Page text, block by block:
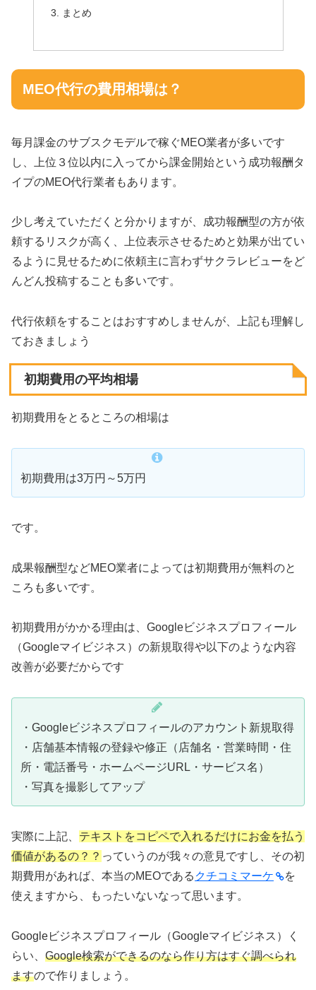
まとめ
MEO代行の費用相場は？
毎月課金のサブスクモデルで稼ぐMEO業者が多いです
し、上位３位以内に入ってから課金開始という成功報酬タ
イプのMEO代行業者もあります。
少し考えていただくと分かりますが、成功報酬型の方が依
頼するリスクが高く、上位表示させるためと効果が出てい
るように見せるために依頼主に言わずサクラレビューをど
んどん投稿することも多いです。
代行依頼をすることはおすすめしませんが、上記も理解し
ておきましょう
初期費用の平均相場
初期費用をとるところの相場は
初期費用は3万円～5万円
です。
成果報酬型などMEO業者によっては初期費用が無料のと
ころも多いです。
初期費用がかかる理由は、Googleビジネスプロフィール
（Googleマイビジネス）の新規取得や以下のような内容
改善が必要だからです
・Googleビジネスプロフィールのアカウント新規取得
・店舗基本情報の登録や修正（店舗名・営業時間・住
所・電話番号・ホームページURL・サービス名）
・写真を撮影してアップ
実際に上記、 テキストをコピペで入れるだけにお金を払う
価値があるの？？ っていうのが我々の意見ですし、その初
期費用があれば、本当のMEOである クチコミマーケ
を
使えますから、もったいないなって思います。
Googleビジネスプロフィール（Googleマイビジネス）く
らい、 Google検索ができるのなら作り方はすぐ調べられ
ますので作りましょう。